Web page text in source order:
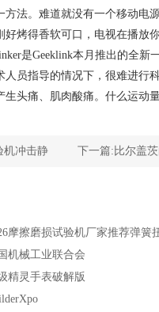
法。难道就没有一个移动电
得香软可口，电视在播放
是Geeklink本月推出的全新
指导的情况下，很难进行科
头痛、肌肉酸痛。什么运动
机冲击静
下一篇: 比尔盖
摩擦磨损试验机厂家推荐弹簧
扭转自动厂家优选指南！
机械工业联合会
精灵手表破解版